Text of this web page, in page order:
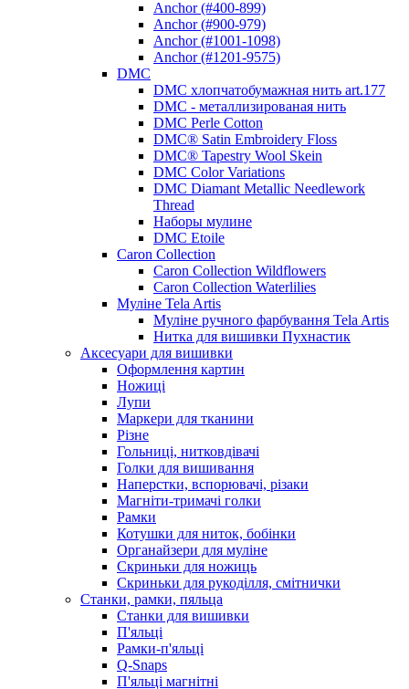
Anchor (#400-899)
Anchor (#900-979)
Anchor (#1001-1098)
Anchor (#1201-9575)
DMC
DMC хлопчатобумажная нить art.177
DMC - металлизированая нить
DMC Perle Cotton
DMC® Satin Embroidery Floss
DMC® Tapestry Wool Skein
DMC Color Variations
DMC Diamant Metallic Needlework
Thread
Наборы мулине
DMC Etoile
Caron Collection
Caron Collection Wildflowers
Caron Collection Waterlilies
Муліне Tela Artis
Муліне ручного фарбування Tela Artis
Нитка для вишивки Пухнастик
Аксесуари для вишивки
Оформлення картин
Ножиці
Лупи
Маркери для тканини
Різне
Гольниці, нитковдівачі
Голки для вишивання
Наперстки, вспорювачі, різаки
Магніти-тримачі голки
Рамки
Котушки для ниток, бобінки
Органайзери для муліне
Скриньки для ножиць
Скриньки для рукоділля, смітнички
Станки, рамки, пяльца
Станки для вишивки
П'яльці
Рамки-п'яльці
Q-Snaps
П'яльці магнітні